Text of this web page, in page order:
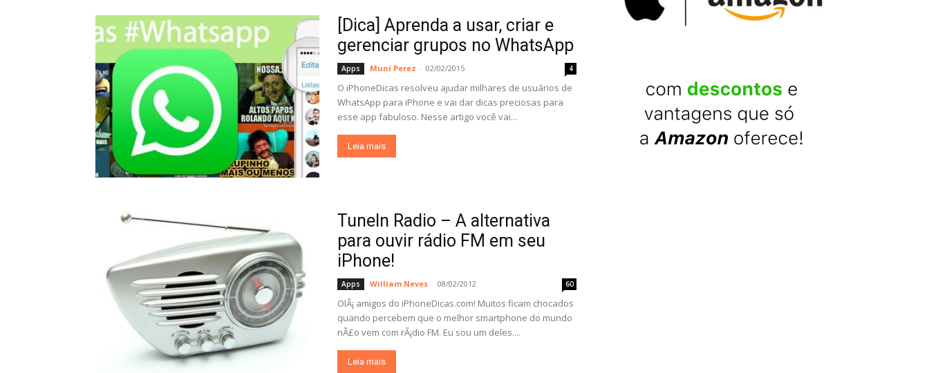
[Dica] Aprenda a usar, criar e
gerenciar grupos no WhatsApp
Apps Muni Perez - 02/02/2015 4
O iPhoneDicas resolveu ajudar milhares de usuários de
WhatsApp para iPhone e vai dar dicas preciosas para
esse app fabuloso. Nesse artigo você vai...
Leia mais
TuneIn Radio – A alternativa
para ouvir rádio FM em seu
iPhone!
Apps William Neves - 08/02/2012 60
OlÃ¡ amigos do iPhoneDicas.com! Muitos ficam chocados
quando percebem que o melhor smartphone do mundo
nÃ£o vem com rÃ¡dio FM. Eu sou um deles....
Leia mais